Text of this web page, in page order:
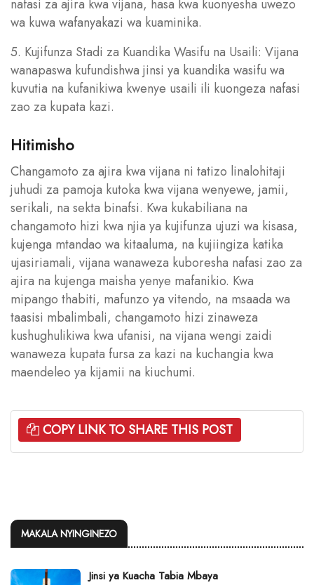
nafasi za ajira kwa vijana, hasa kwa kuonyesha uwezo
wa kuwa wafanyakazi wa kuaminika.
5. Kujifunza Stadi za Kuandika Wasifu na Usaili: Vijana
wanapaswa kufundishwa jinsi ya kuandika wasifu wa
kuvutia na kufanikiwa kwenye usaili ili kuongeza nafasi
zao za kupata kazi.
Hitimisho
Changamoto za ajira kwa vijana ni tatizo linalohitaji
juhudi za pamoja kutoka kwa vijana wenyewe, jamii,
serikali, na sekta binafsi. Kwa kukabiliana na
changamoto hizi kwa njia ya kujifunza ujuzi wa kisasa,
kujenga mtandao wa kitaaluma, na kujiingiza katika
ujasiriamali, vijana wanaweza kuboresha nafasi zao za
ajira na kujenga maisha yenye mafanikio. Kwa
mipango thabiti, mafunzo ya vitendo, na msaada wa
taasisi mbalimbali, changamoto hizi zinaweza
kushughulikiwa kwa ufanisi, na vijana wengi zaidi
wanaweza kupata fursa za kazi na kuchangia kwa
maendeleo ya kijamii na kiuchumi.
COPY LINK TO SHARE THIS POST
MAKALA NYINGINEZO
Jinsi ya Kuacha Tabia Mbaya